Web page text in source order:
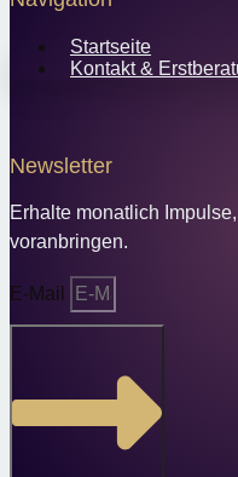
Startseite
Kontakt &
Newsletter
Erhalte monatlich
voranbringen.
E-Mail